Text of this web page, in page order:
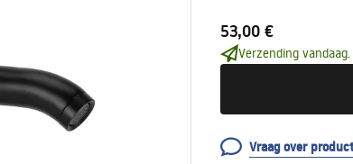
53,00 €
Verzending vandaag.
Vraag over